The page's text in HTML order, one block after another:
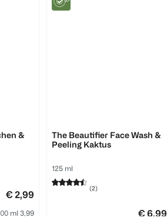
&
€ 2,99
ml 3,99
The Beautifier Face Wash &
Peeling Kaktus
125 ml
(2)
€ 6,99